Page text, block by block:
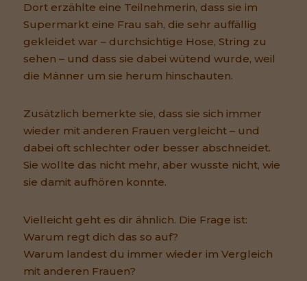
Dort erzählte eine Teilnehmerin, dass sie im
Supermarkt eine Frau sah, die sehr auffällig
gekleidet war – durchsichtige Hose, String zu
sehen – und dass sie dabei wütend wurde, weil
die Männer um sie herum hinschauten.
Zusätzlich bemerkte sie, dass sie sich immer
wieder mit anderen Frauen vergleicht – und
dabei oft schlechter oder besser abschneidet.
Sie wollte das nicht mehr, aber wusste nicht, wie
sie damit aufhören konnte.
Vielleicht geht es dir ähnlich. Die Frage ist:
Warum regt dich das so auf?
Warum landest du immer wieder im Vergleich
mit anderen Frauen?